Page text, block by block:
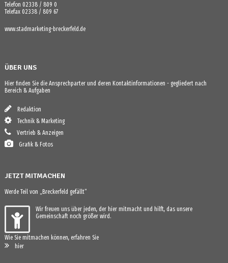
Telefon 02338 / 809 0
Telefax 02338 / 809 67
www.stadmarketing-breckerfeld.de
ÜBER UNS
Hier finden Sie die Ansprechparter und deren Kontaktinformationen - gegliedert nach
Bereich & Aufgaben
Redaktion
Technik & Marketing
Vertrieb & Anzeigen
Grafik & Fotos
JETZT MITMACHEN
Werde Teil von „Breckerfeld gefällt“
Wir freuen uns über jeden, der hier mitmacht und hilft, das unsere
Gemeinschaft noch größer wird.
Wie Sie mitmachen können, erfahren Sie
hier